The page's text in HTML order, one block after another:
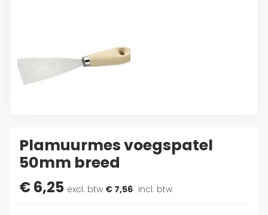
Plamuurmes voegspatel
50mm breed
€ 6,25 excl. btw € 7,56 incl. btw